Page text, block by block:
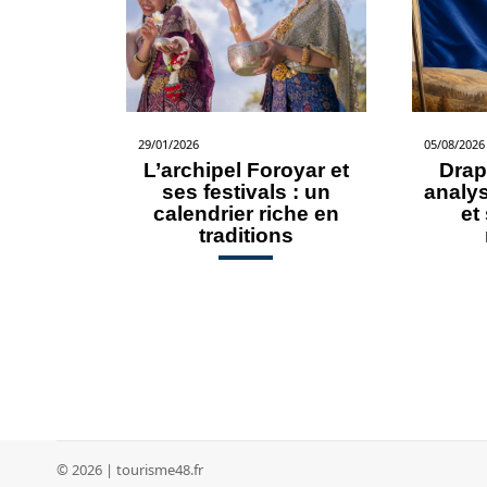
29/01/2026
L’archipel Foroyar et
ses festivals : un
calendrier riche en
traditions
05/08/2026
et
© 2026 | tourisme48.fr